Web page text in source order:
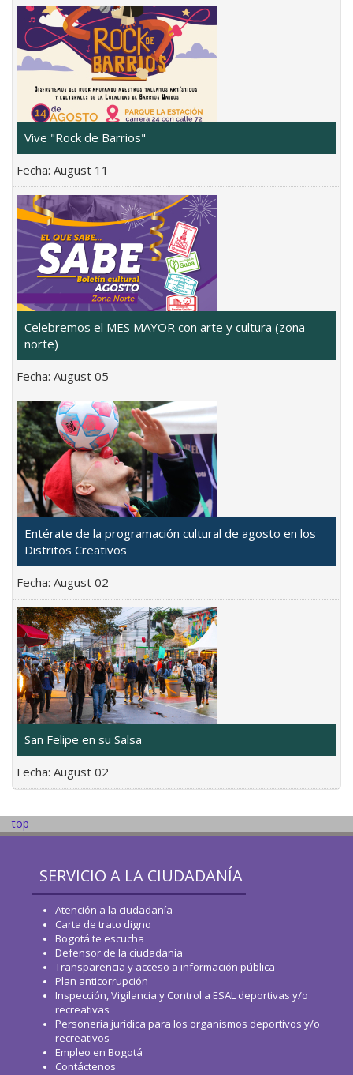
Vive "Rock de Barrios"
Fecha: August 11
Celebremos el MES MAYOR con arte y cultura (zona
norte)
Fecha: August 05
Entérate de la programación cultural de agosto en los
Distritos Creativos
Fecha: August 02
San Felipe en su Salsa
Fecha: August 02
top
SERVICIO A LA CIUDADANÍA
Atención a la ciudadanía
Carta de trato digno
Bogotá te escucha
Defensor de la ciudadanía
Transparencia y acceso a información pública
Plan anticorrupción
Inspección, Vigilancia y Control a ESAL deportivas y/o
recreativas
Personería jurídica para los organismos deportivos y/o
recreativos
Empleo en Bogotá
Contáctenos